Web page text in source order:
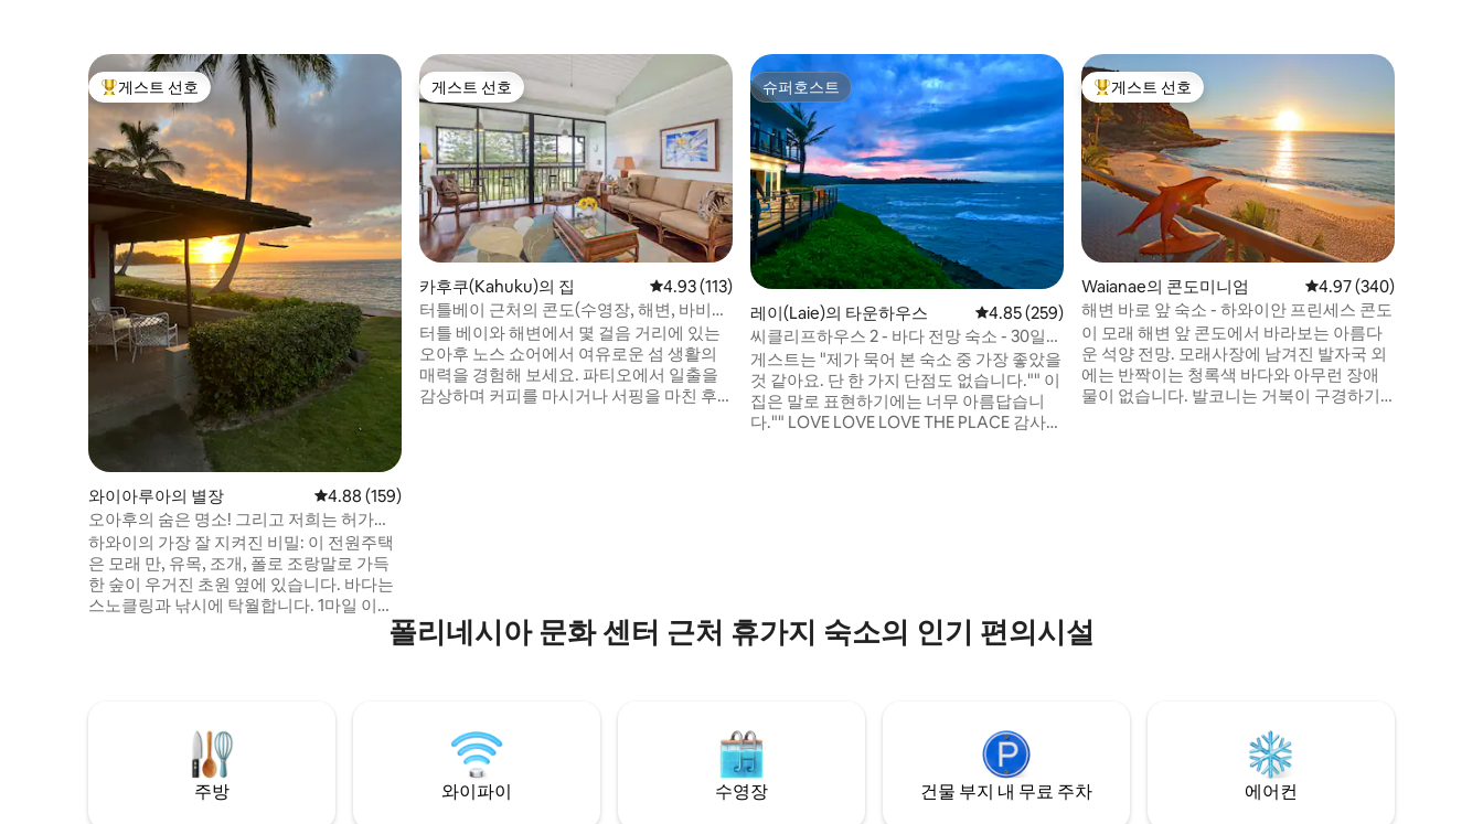
상위 게스트 선호
게스트 선호
와이아루아의 별장 평점 4.88점(5점 만점), 후기 159개
4.88 (159)
오아후의 숨은 명소! 그리고 저희는 허가를
받았습니다!!!
하와이의 가장 잘 지켜진 비밀: 이 전원주택
은 모래 만, 유목, 조개, 폴로 조랑말로 가득
한 숲이 우거진 초원 옆에 있습니다. 바다는
스노클링과 낚시에 탁월합니다. 1마일 이내
에 서핑 브레이크가 두 개 있으며, 윈드서퍼
들은 대부분 오후에 바람을 쐬고, 저희 뒤에
와 와이파이가 있습니다. 라이선스 번호
90/TVU-0108. GE-142-964-5312-01. TMK:
1-6-8-009-001-0021.
게스트 선호
게스트 선호
카후쿠(Kahuku)의 집 평점 4.93점(5점 만점), 후기 113개
4.93 (113)
터틀베이 근처의 콘도(수영장, 해변, 바비큐
시설 구비)
터틀 베이와 해변에서 몇 걸음 거리에 있는
오아후 노스 쇼어에서 여유로운 섬 생활의
매력을 경험해 보세요. 파티오에서 일출을
감상하며 커피를 마시거나 서핑을 마친 후
슈퍼호스트
슈퍼호스트
레이(Laie)의 타운하우스 평점 4.85점(5점 만점), 후기 259개
4.85 (259)
씨클리프하우스 2 - 바다 전망 숙소 - 30일
숙박
게스트는 "제가 묵어 본 숙소 중 가장 좋았을
것 같아요. 단 한 가지 단점도 없습니다."" 이
집은 말로 표현하기에는 너무 아름답습니
다."" LOVE LOVE LOVE THE PLACE 감사합
상위 게스트 선호
게스트 선호
Waianae의 콘도미니엄 평점 4.97점(5점 만점),
4.97 (340)
해변 바로 앞 숙소 - 하와이안 프린세스 콘도
이 모래 해변 앞 콘도에서 바라보는 아름다
운 석양 전망. 모래사장에 남겨진 발자국 외
에는 반짝이는 청록색 바다와 아무런 장애
물이 없습니다. 발코니는 거북이 구경하기
폴리네시아 문화 센터 근처 휴가지 숙소의 인기 편의시설
주방 와이파이 수영장 건물 부지 내 무료 주차 에어컨